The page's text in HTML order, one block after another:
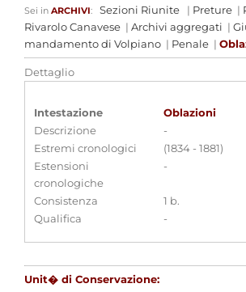
Sei in ARCHIVI: Sezioni Riunite | Preture |
Rivarolo Canavese | Archivi aggregati |
mandamento di Volpiano | Penale |
Dettaglio
Intestazione
Oblazioni
Descrizione
-
Estremi cronologici
(1834 - 1881)
Estensioni
cronologiche
-
Consistenza
1 b.
Qualifica
-
Unit� di Conservazione: